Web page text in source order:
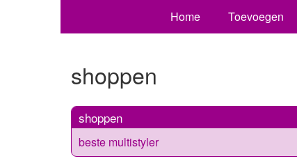
Home Toevoegen
shoppen
shoppen
beste multistyler